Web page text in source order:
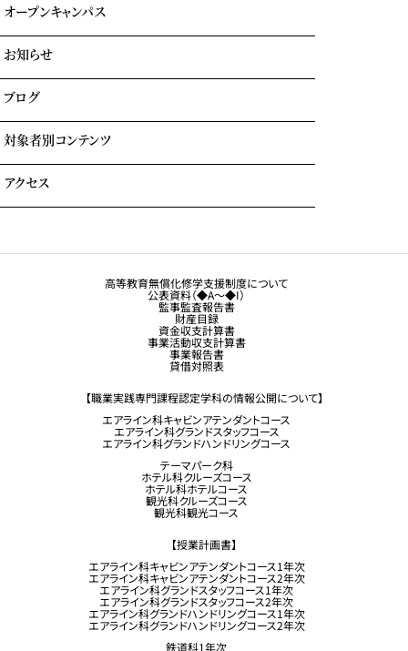
学費について
自立進学サポート
各種奨学金・教育ローン・給付金
よくある質問
オープンキャンパス
イベント参加時のサポート
お知らせ
ブログ
対象者別コンテンツ
大学生・社会人の方へ
観光業界 進学ガイドブック
アクセス
高等教育無償化修学支援制度について
公表資料（◆A～◆I）
監事監査報告書
財産目録
資金収支計算書
事業活動収支計算書
事業報告書
貸借対照表
【職業実践専門課程認定学科の情報公開について】
エアライン科キャビンアテンダントコース
エアライン科グランドスタッフコース
エアライン科グランドハンドリングコース
テーマパーク科
ホテル科クルーズコース
ホテル科ホテルコース
観光科クルーズコース
観光科観光コース
【授業計画書】
エアライン科キャビンアテンダントコース1年次
エアライン科キャビンアテンダントコース2年次
エアライン科グランドスタッフコース1年次
エアライン科グランドスタッフコース2年次
エアライン科グランドハンドリングコース1年次
エアライン科グランドハンドリングコース2年次
鉄道科1年次